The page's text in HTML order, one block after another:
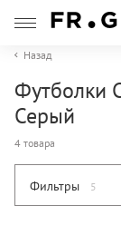
Назад
Футболки
Серый
4 товара
Фильтры 5